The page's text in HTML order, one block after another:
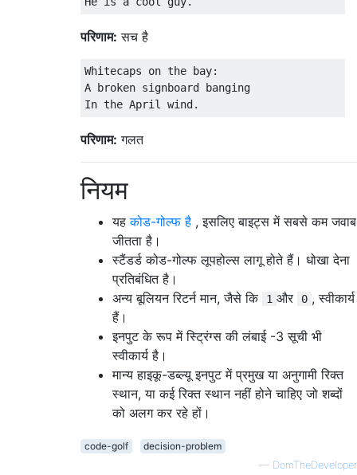
परिणाम: सच है
Whitecaps on the bay:
A broken signboard banging
परिणाम: गलत
नियम
यहकोड-गोल्फ है , इसलिए बाइट्स में सबसे कम जवाब
जीतता है।
स्टैंडर्ड कोड-गोल्फ लूपहोल्स लागू होते हैं। धोखा देना
प्रतिबंधित है।
अन्य बूलियन रिटर्न मान, जैसे कि
1 और 0 , स्वीकार्य
हैं।
इनपुट के रूप में स्ट्रिंग्स की लंबाई -3 सूची भी
स्वीकार्य है।
मान्य हाइकू-डब्ल्यू इनपुट में प्रमुख या अनुगामी रिक्त
स्थान, या कई रिक्त स्थान नहीं होने चाहिए जो शब्दों
को अलग कर रहे हों।
code-golf
decision-problem
— DomTheDeveloper